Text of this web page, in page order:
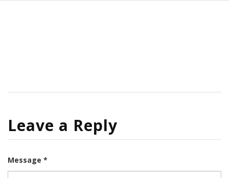
Leave a Reply
Message *